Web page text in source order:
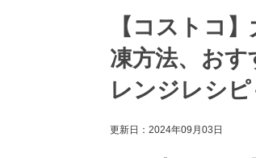
【コストコ
凍方法、お
レンジレシピ
更新日： 2024年09月03日